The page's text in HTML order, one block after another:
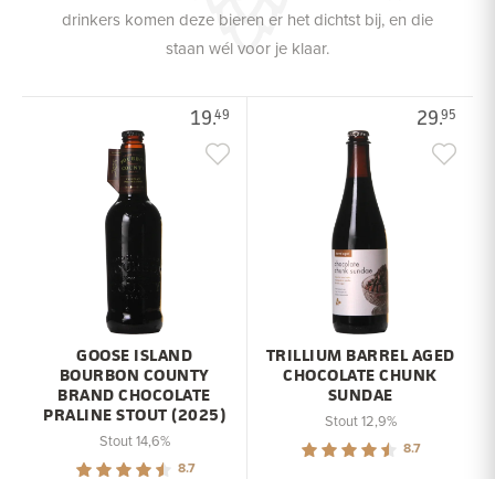
drinkers komen deze bieren er het dichtst bij, en die
staan wél voor je klaar.
19.49
GOOSE ISLAND
BOURBON COUNTY
BRAND CHOCOLATE
PRALINE STOUT (2025)
Stout 14,6%
8.7
29.95
TRILLIUM BARREL AGED
CHOCOLATE CHUNK
SUNDAE
Stout 12,9%
8.7